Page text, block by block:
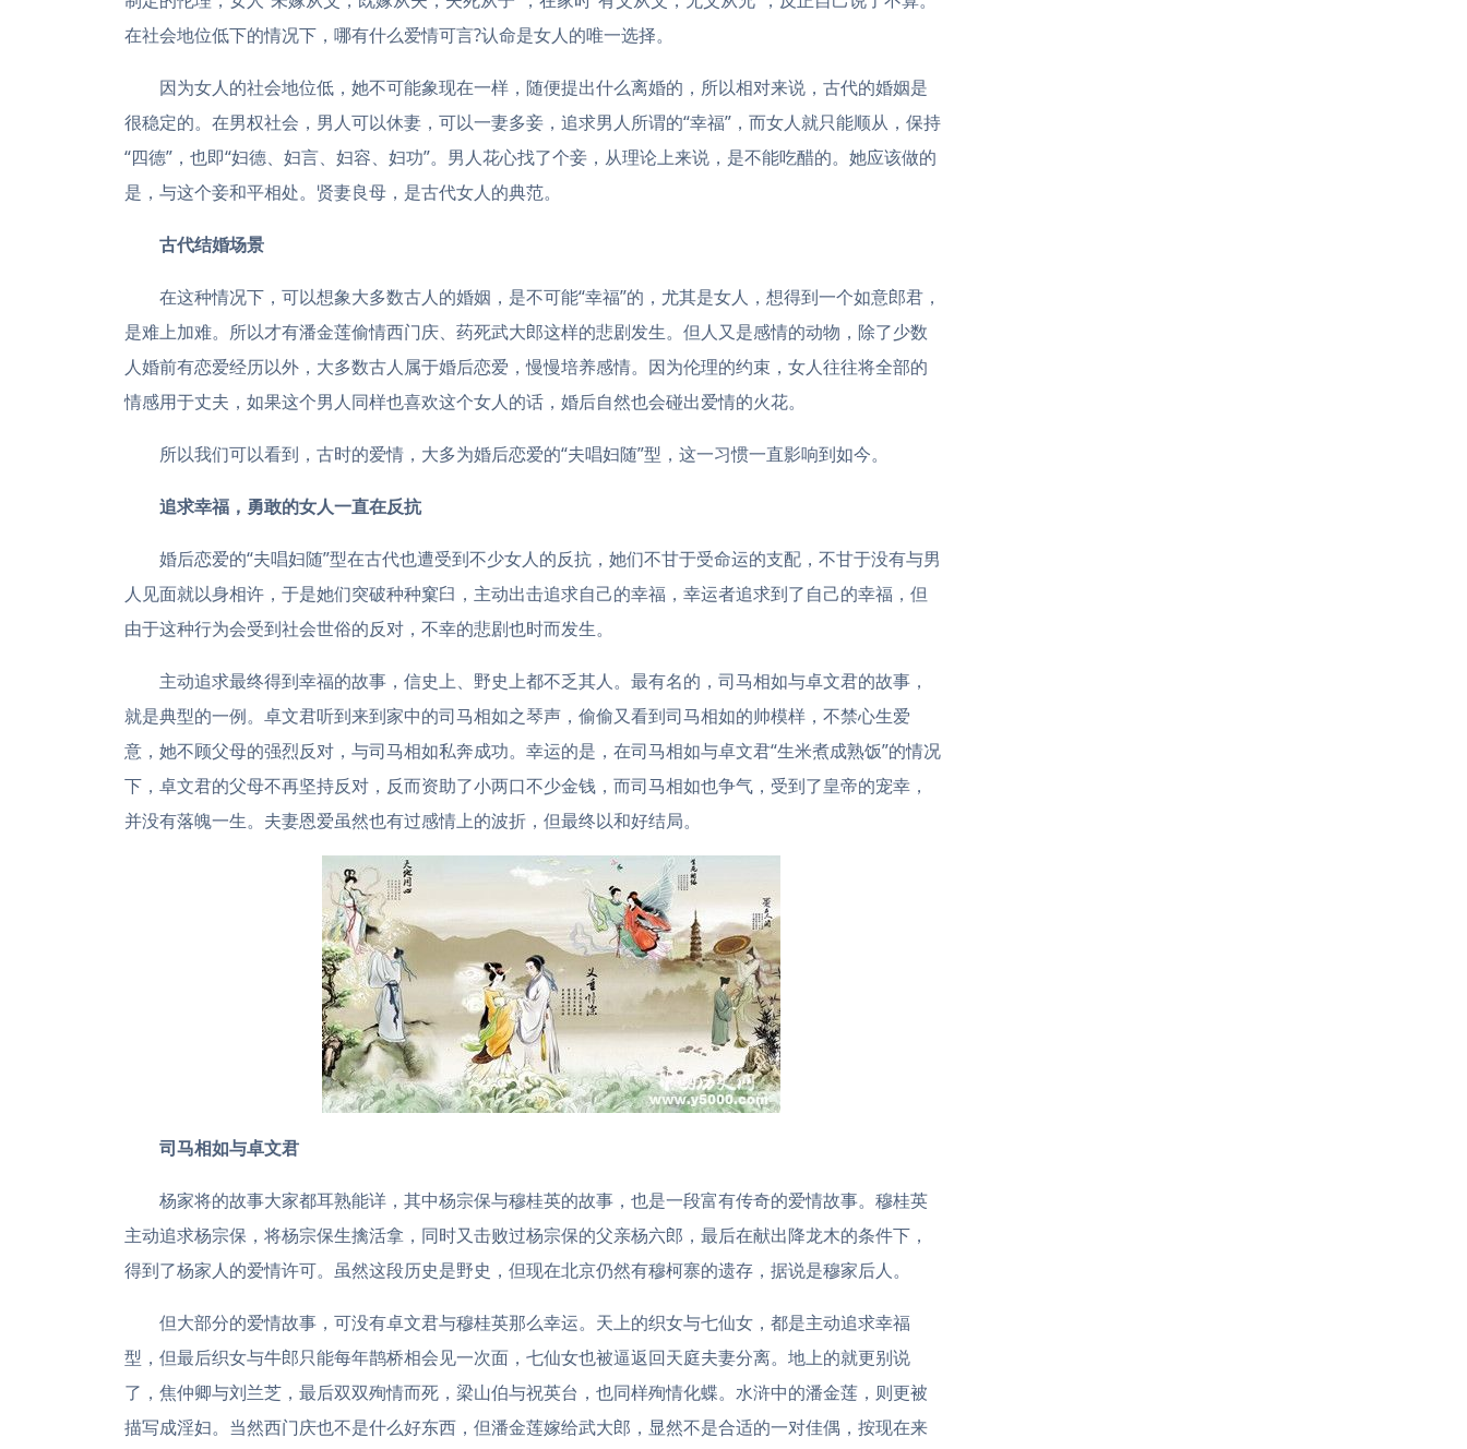
在社会地位低下的情况下，哪有什么爱情可言?认命是女人的唯一选择。
因为女人的社会地位低，她不可能象现在一样，随便提出什么离婚的，所以相对来说，古代的婚姻是
很稳定的。在男权社会，男人可以休妻，可以一妻多妾，追求男人所谓的“幸福”，而女人就只能顺从，保持
“四德”，也即“妇德、妇言、妇容、妇功”。男人花心找了个妾，从理论上来说，是不能吃醋的。她应该做的
是，与这个妾和平相处。贤妻良母，是古代女人的典范。
古代结婚场景
在这种情况下，可以想象大多数古人的婚姻，是不可能“幸福”的，尤其是女人，想得到一个如意郎君，
是难上加难。所以才有潘金莲偷情西门庆、药死武大郎这样的悲剧发生。但人又是感情的动物，除了少数
人婚前有恋爱经历以外，大多数古人属于婚后恋爱，慢慢培养感情。因为伦理的约束，女人往往将全部的
情感用于丈夫，如果这个男人同样也喜欢这个女人的话，婚后自然也会碰出爱情的火花。
所以我们可以看到，古时的爱情，大多为婚后恋爱的“夫唱妇随”型，这一习惯一直影响到如今。
追求幸福，勇敢的女人一直在反抗
婚后恋爱的“夫唱妇随”型在古代也遭受到不少女人的反抗，她们不甘于受命运的支配，不甘于没有与男
人见面就以身相许，于是她们突破种种窠臼，主动出击追求自己的幸福，幸运者追求到了自己的幸福，但
由于这种行为会受到社会世俗的反对，不幸的悲剧也时而发生。
主动追求最终得到幸福的故事，信史上、野史上都不乏其人。最有名的，司马相如与卓文君的故事，
就是典型的一例。卓文君听到来到家中的司马相如之琴声，偷偷又看到司马相如的帅模样，不禁心生爱
意，她不顾父母的强烈反对，与司马相如私奔成功。幸运的是，在司马相如与卓文君“生米煮成熟饭”的情况
下，卓文君的父母不再坚持反对，反而资助了小两口不少金钱，而司马相如也争气，受到了皇帝的宠幸，
并没有落魄一生。夫妻恩爱虽然也有过感情上的波折，但最终以和好结局。
司马相如与卓文君
杨家将的故事大家都耳熟能详，其中杨宗保与穆桂英的故事，也是一段富有传奇的爱情故事。穆桂英
主动追求杨宗保，将杨宗保生擒活拿，同时又击败过杨宗保的父亲杨六郎，最后在献出降龙木的条件下，
得到了杨家人的爱情许可。虽然这段历史是野史，但现在北京仍然有穆柯寨的遗存，据说是穆家后人。
但大部分的爱情故事，可没有卓文君与穆桂英那么幸运。天上的织女与七仙女，都是主动追求幸福
型，但最后织女与牛郎只能每年鹊桥相会见一次面，七仙女也被逼返回天庭夫妻分离。地上的就更别说
了，焦仲卿与刘兰芝，最后双双殉情而死，梁山伯与祝英台，也同样殉情化蝶。水浒中的潘金莲，则更被
描写成淫妇。当然西门庆也不是什么好东西，但潘金莲嫁给武大郎，显然不是合适的一对佳偶，按现在来